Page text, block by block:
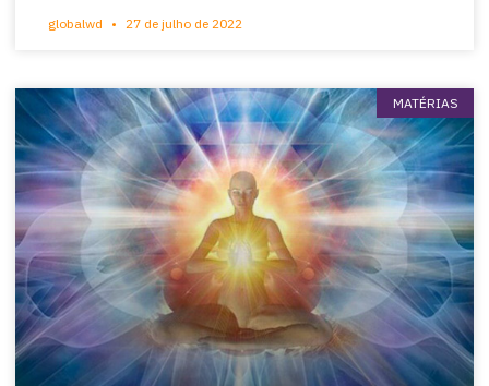
globalwd 27 de julho de 2022
MATÉRIAS